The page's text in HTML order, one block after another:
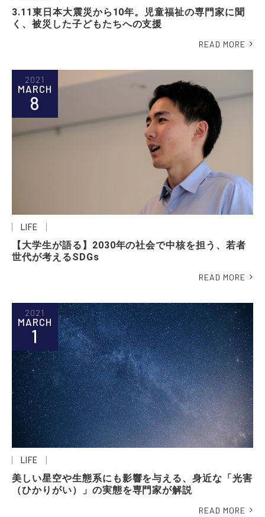
3.11東日本大震災から10年。児童福祉の専門家に聞
く、被災した子どもたちへの支援
READ MORE
2021
MARCH
8
LIFE
【大学生が語る】2030年の社会で中核を担う、若者
世代が考えるSDGs
READ MORE
2021
MARCH
1
LIFE
美しい星空や生態系にも影響を与える、身近な「光害
（ひかりがい）」の実態を専門家が解説
READ MORE